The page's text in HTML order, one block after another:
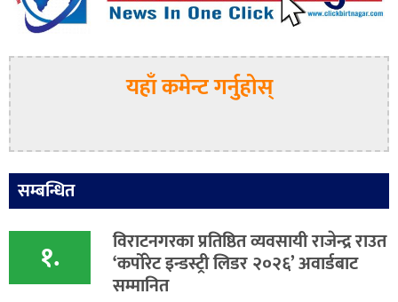
यहाँ कमेन्ट गर्नुहोस्
सम्बन्धित
१. विराटनगरका प्रतिष्ठित व्यवसायी राजेन्द्र राउत
‘कर्पोरेट इन्डस्ट्री लिडर २०२६’ अवार्डबाट
सम्मानित